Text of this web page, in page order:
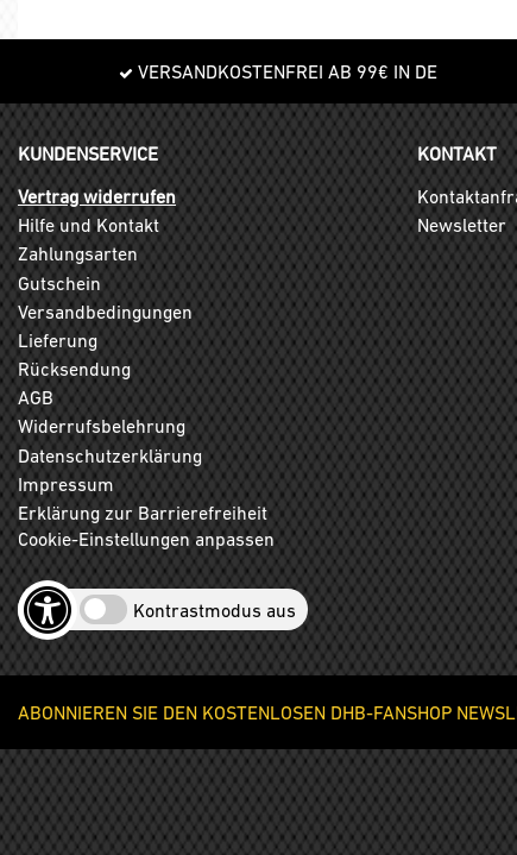
VERSANDKOSTENFREI AB 99€ IN DE
KUNDENSERVICE
Vertrag widerrufen
Hilfe und Kontakt
Zahlungsarten
Gutschein
Versandbedingungen
Lieferung
Rücksendung
AGB
Widerrufsbelehrung
Datenschutzerklärung
Impressum
Erklärung zur Barrierefreiheit
Cookie-Einstellungen anpassen
Kontrastmodus aus
KONTAKT
Newsletter
ABONNIEREN SIE DEN KOSTENLOSEN DHB-FANSHOP